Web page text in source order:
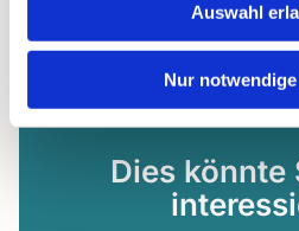
Auswahl
Nur
Dies könnte